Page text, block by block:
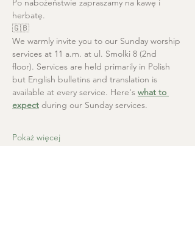
Po nabożeństwie zapraszamy na kawę i
herbatę.
🇬🇧
We warmly invite you to our Sunday worship
services at 11 a.m. at ul. Smolki 8 (2nd
floor). Services are held primarily in Polish
but English bulletins and translation is
available at every service. Here's what to
expect during our Sunday services.
Pokaż więcej